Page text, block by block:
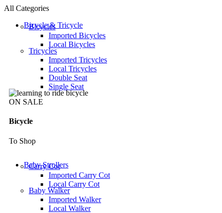
All Categories
Bicycle & Tricycle
Bicycles
Imported Bicycles
Local Bicycles
Tricycles
Imported Tricycles
Local Tricycles
Double Seat
Single Seat
ON SALE
Bicycle
To Shop
Baby Strollers
Carry Cot
Imported Carry Cot
Local Carry Cot
Baby Walker
Imported Walker
Local Walker